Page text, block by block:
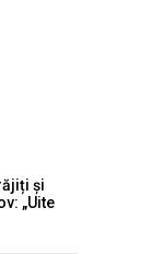
și
„Uite